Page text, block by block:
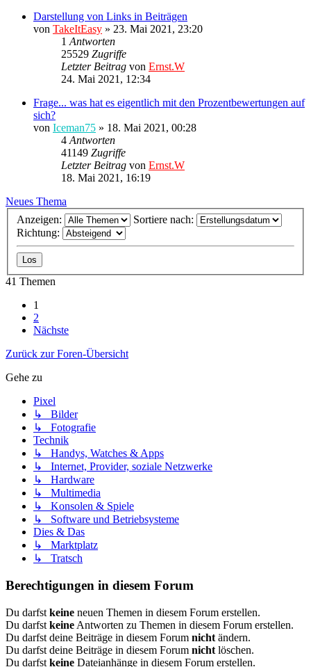
Darstellung von Links in Beiträgen
von TakeItEasy » 23. Mai 2021, 23:20
1Antworten
25529 Zugriffe
Letzter Beitrag von Ernst.W
24. Mai 2021, 12:34
Frage... was hat es eigentlich mit den Prozentbewertungen auf
sich?
von Iceman75 » 18. Mai 2021, 00:28
4Antworten
41149 Zugriffe
Letzter Beitrag von Ernst.W
18. Mai 2021, 16:19
Neues Thema
Anzeigen:
Sortiere nach:
Richtung:
41 Themen
1
2
Nächste
Zurück zur Foren-Übersicht
Gehe zu
Pixel
↳ Bilder
↳ Fotografie
Technik
↳ Handys, Watches & Apps
↳ Internet, Provider, soziale Netzwerke
↳ Hardware
↳ Multimedia
↳ Konsolen & Spiele
↳ Software und Betriebsysteme
Dies & Das
↳ Marktplatz
↳ Tratsch
Berechtigungen in diesem Forum
Du darfst keine neuen Themen in diesem Forum erstellen.
Du darfst keine Antworten zu Themen in diesem Forum erstellen.
Du darfst deine Beiträge in diesem Forum nicht ändern.
Du darfst deine Beiträge in diesem Forum nicht löschen.
Du darfst keine Dateianhänge in diesem Forum erstellen.